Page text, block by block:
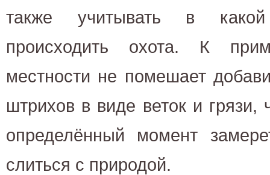
также учитывать в
происходить охота. К
местности не помешает
штрихов в виде веток и
определённый момент
слиться с природой.